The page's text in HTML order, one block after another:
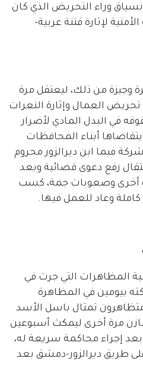
وراء التحريض الذي كان
لإثارة فتنة عربية-
وجيزة من ذلك، ليعتقل مرة
2007 بتهمة تحريض العمال وإثارة النعرات
في البدل المادي لأضرار
أبناء المحافظات
فيما ابن ديرالزور محروم
رفع دعوى قضائية وبعد
أخرى وصعوبات جمة، كسب
وعاد للعمل فيها.
المظاهرات التي جرت في
بيومين في المظاهرة
تمثال باسل الأسد
مرة أخرى ليمكث أسبوعين
إجراء محاكمة سريعة له،
طريق ديرالزور-دمشق بعد